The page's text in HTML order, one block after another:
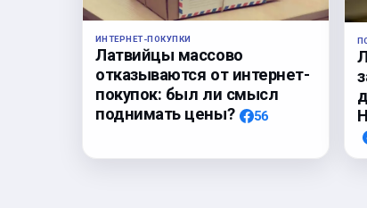
ИНТЕРНЕТ-ПОКУПКИ
Латвийцы массово
отказываются от интернет-
покупок: был ли смысл
поднимать цены?
56